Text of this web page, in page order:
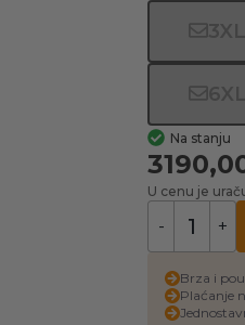
3XL
6XL
Na stanju
U cenu je
- +
Brza i
Plaćanje